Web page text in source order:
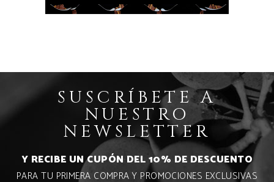
SUSCRÍBETE A
NUESTRO
NEWSLETTER
Y RECIBE UN CUPÓN DEL 10% DE DESCUENTO
PARA TU PRIMERA COMPRA Y PROMOCIONES EXCLUSIVAS